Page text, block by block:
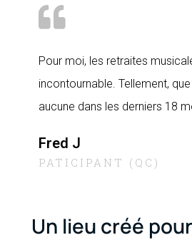
Pour moi, les retraites
incontournable. Tellement, que
aucune dans les derniers 18
Fred J
PATICIPANT (QC)
Un lieu créé